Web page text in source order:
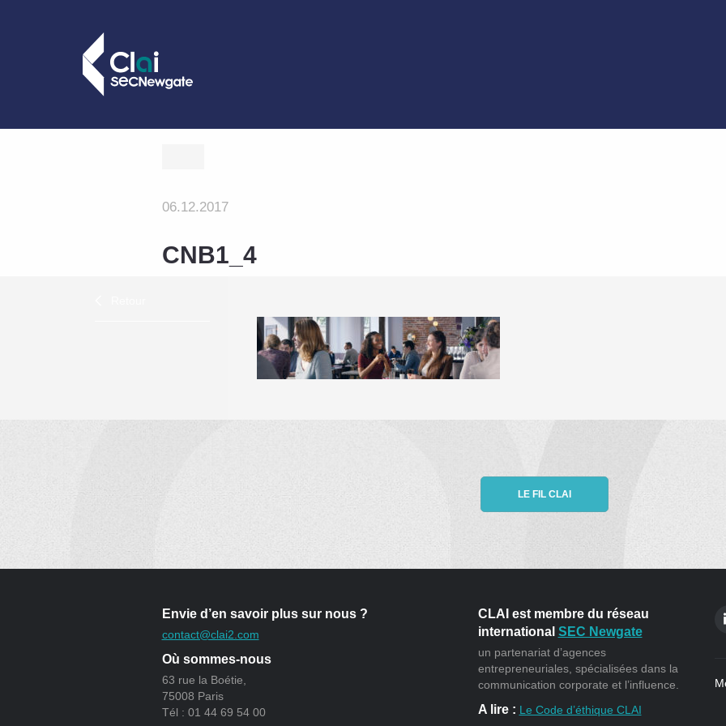
06.12.2017
CNB1_4
LE FIL CLAI
Envie d’en savoir plus sur nous ?
contact@clai2.com
Où sommes-nous
63 rue la Boétie,
75008 Paris
Tél : 01 44 69 54 00
CLAI est membre du réseau
international SEC Newgate
un partenariat d’agences
entrepreneuriales, spécialisées dans la
communication corporate et l’influence.
A lire : Le Code d’éthique CLAI